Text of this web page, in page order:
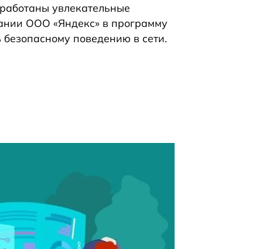
увлекательные
ООО «Яндекс» в программу
поведению в сети.